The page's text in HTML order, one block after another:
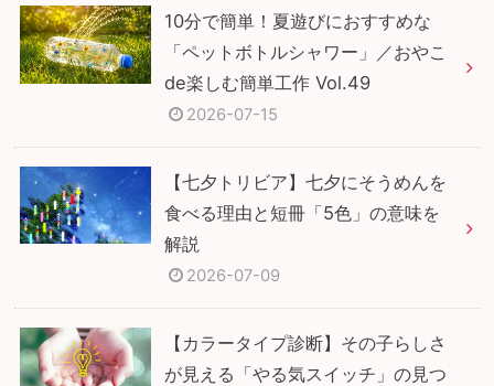
10分で簡単！夏遊びにおすすめな
「ペットボトルシャワー」／おやこ
de楽しむ簡単工作 Vol.49
2026-07-15
【七夕トリビア】七夕にそうめんを
食べる理由と短冊「5色」の意味を
解説
2026-07-09
【カラータイプ診断】その子らしさ
が見える「やる気スイッチ」の見つ